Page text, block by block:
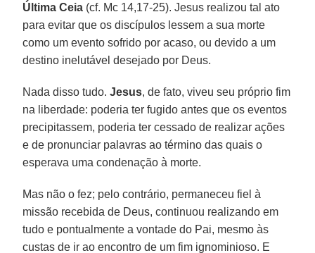
Última Ceia (cf. Mc 14,17-25). Jesus realizou tal ato
para evitar que os discípulos lessem a sua morte
como um evento sofrido por acaso, ou devido a um
destino inelutável desejado por Deus.
Nada disso tudo.Jesus, de fato, viveu seu próprio fim
na liberdade: poderia ter fugido antes que os eventos
precipitassem, poderia ter cessado de realizar ações
e de pronunciar palavras ao término das quais o
esperava uma condenação à morte.
Mas não o fez; pelo contrário, permaneceu fiel à
missão recebida de Deus, continuou realizando em
tudo e pontualmente a vontade do Pai, mesmo às
custas de ir ao encontro de um fim ignominioso. E